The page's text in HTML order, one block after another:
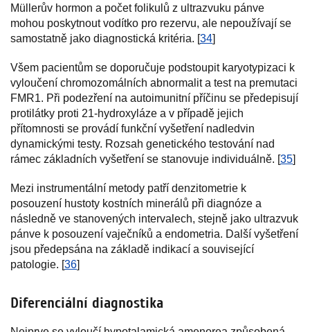
Müllerův hormon a počet folikulů z ultrazvuku pánve
mohou poskytnout vodítko pro rezervu, ale nepoužívají se
samostatně jako diagnostická kritéria. [34]
Všem pacientům se doporučuje podstoupit karyotypizaci k
vyloučení chromozomálních abnormalit a test na premutaci
FMR1. Při podezření na autoimunitní příčinu se předepisují
protilátky proti 21-hydroxyláze a v případě jejich
přítomnosti se provádí funkční vyšetření nadledvin
dynamickými testy. Rozsah genetického testování nad
rámec základních vyšetření se stanovuje individuálně. [35]
Mezi instrumentální metody patří denzitometrie k
posouzení hustoty kostních minerálů při diagnóze a
následně ve stanovených intervalech, stejně jako ultrazvuk
pánve k posouzení vaječníků a endometria. Další vyšetření
jsou předepsána na základě indikací a související
patologie. [36]
Diferenciální diagnostika